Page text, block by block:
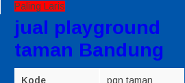
Paling Laris
jual playground
taman Bandung
Kode pgn taman